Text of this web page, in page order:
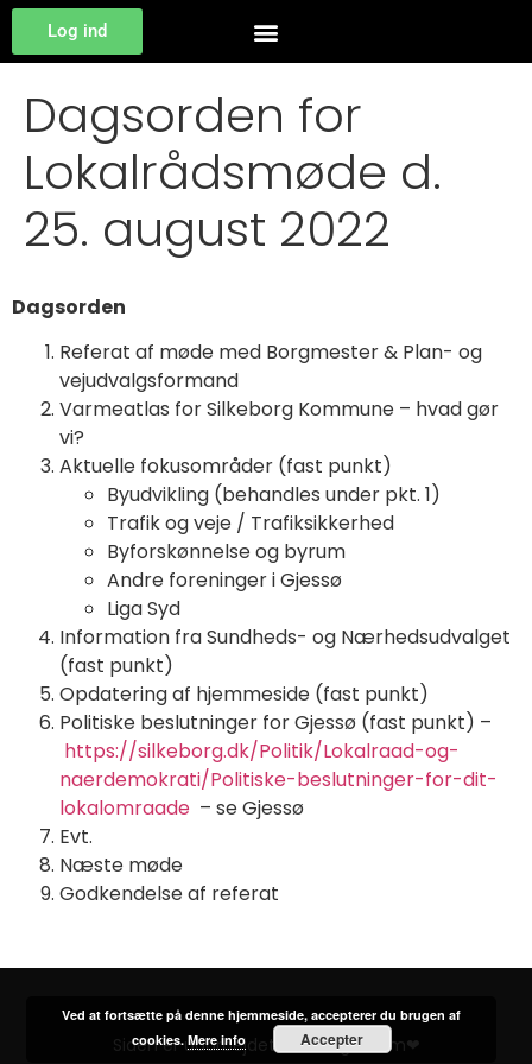
Log ind
Dagsorden for
Lokalrådsmøde d.
25. august 2022
Dagsorden
Referat af møde med Borgmester & Plan- og
vejudvalgsformand
Varmeatlas for Silkeborg Kommune – hvad gør
vi?
Aktuelle fokusområder (fast punkt)
Byudvikling (behandles under pkt. 1)
Trafik og veje / Trafiksikkerhed
Byforskønnelse og byrum
Andre foreninger i Gjessø
Liga Syd
Information fra Sundheds- og Nærhedsudvalget
(fast punkt)
Opdatering af hjemmeside (fast punkt)
Politiske beslutninger for Gjessø (fast punkt) –
https://silkeborg.dk/Politik/Lokalraad-og-
naerdemokrati/Politiske-beslutninger-for-dit-
lokalomraade – se Gjessø
Evt.
Næste møde
Godkendelse af referat
Siden er udarbejdet af VikingC.com❤
Ved at fortsætte på denne hjemmeside, accepterer du brugen af
cookies.Mere info Accepter